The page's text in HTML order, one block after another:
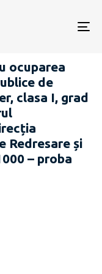
ocuparea
de
clasa I, grad
Redresare și
– proba